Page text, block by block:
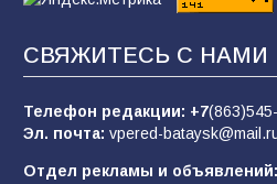
Евгений Остапенко
Батайчане вышли в финал
СВЯЖИТЕСЬ С НАМИ
Телефон редакции: +7
Эл. почта: vpered-
Отдел рекламы и объявлений: